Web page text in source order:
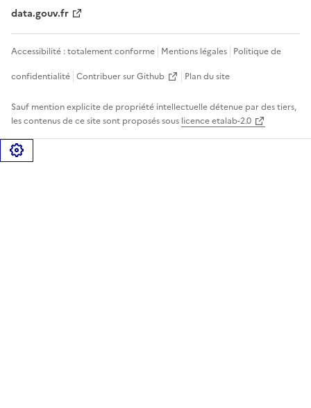
data.gouv.fr
Accessibilité : totalement conforme Mentions légales Politique de
confidentialité Contribuer sur Github Plan du site
Sauf mention explicite de propriété intellectuelle détenue par des tiers,
les contenus de ce site sont proposés sous licence etalab-2.0
Gérer les cookies